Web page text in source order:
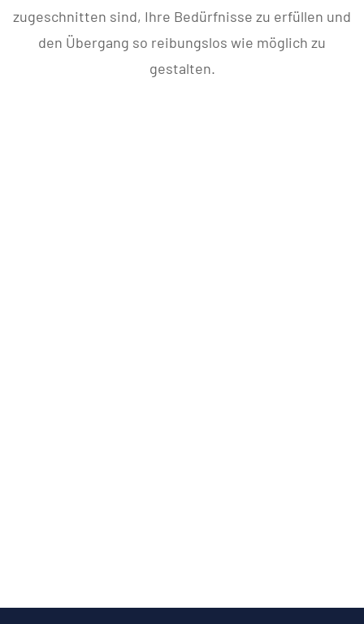
zugeschnitten sind, Ihre Bedürfnisse zu erfüllen und
den Übergang so reibungslos wie möglich zu
gestalten.